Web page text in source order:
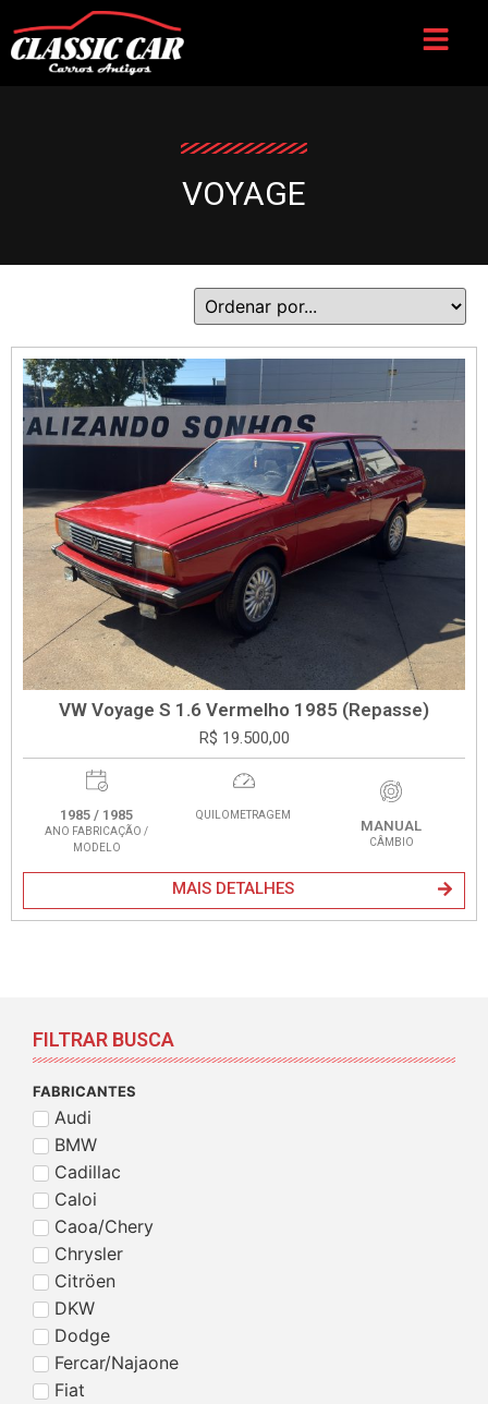
VOYAGE
FILTRAR BUSCA
FABRICANTES
Audi
BMW
Cadillac
Caloi
Caoa/Chery
Chrysler
Citröen
DKW
Dodge
Fercar/Najaone
Fiat
VW Voyage S 1.6 Vermelho 1985 (Repasse)
R$ 19.500,00
1985 / 1985
ANO FABRICAÇÃO /
MODELO
QUILOMETRAGEM
MANUAL
CÂMBIO
MAIS DETALHES